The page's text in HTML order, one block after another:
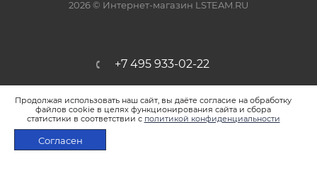
Продолжая использовать наш сайт, вы даёте согласие на обработку
файлов cookie в целях функционирования сайта и сбора
статистики в соответствии с политикой конфиденциальности
Согласен
2026 © Интернет-магазин LSTEAM.RU
+7 495 933-02-22
г. Москва, ул. 1905 года, д.7, стр.1